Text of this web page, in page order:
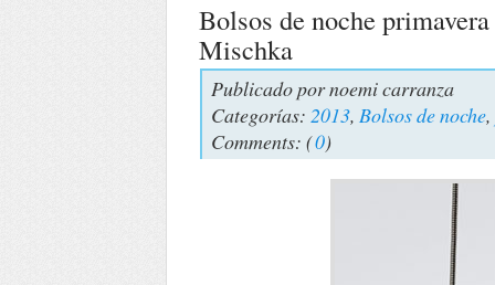
Bolsos de noche
Mischka
Publicado pornoemi carranza
Categorías: 2013, Bolsos de noche,
Comments: (0)